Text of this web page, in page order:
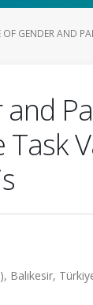
OF GENDER AND